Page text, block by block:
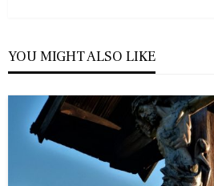
YOU MIGHT ALSO LIKE